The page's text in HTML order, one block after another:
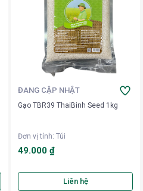
ĐANG CẬP NHẬT
Gạo TBR39 ThaiBinh Seed 1kg
Đơn vị tính: Túi
49.000 ₫
Liên hệ